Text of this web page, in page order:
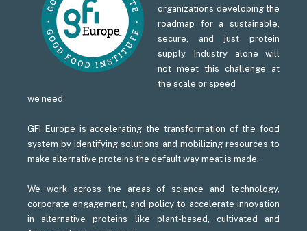
organizations developing the
roadmap for a sustainable,
secure, and just protein
supply. Industry alone will
not meet this challenge at
the scale or speed
we need.
GFI Europe is accelerating the transformation of the food
system by identifying solutions and mobilizing resources to
make alternative proteins the default way meat is made.
We work across the areas of science and technology,
corporate engagement, and policy to accelerate innovation
in alternative proteins like plant-based, cultivated and